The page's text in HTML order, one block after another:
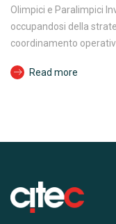
Olimpici e Paralimpici
occupandosi della
coordinamento
Read more